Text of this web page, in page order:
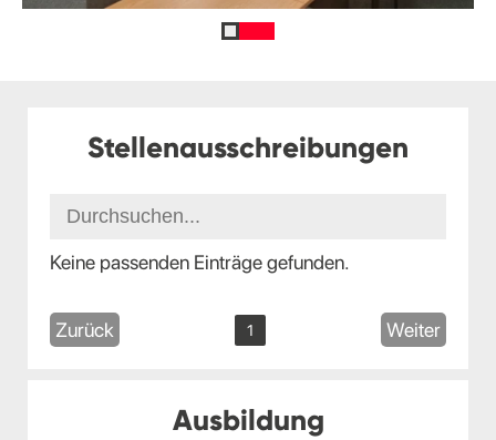
Stellenausschreibungen
Keine passenden Einträge gefunden.
Zurück 1 Weiter
Ausbildung